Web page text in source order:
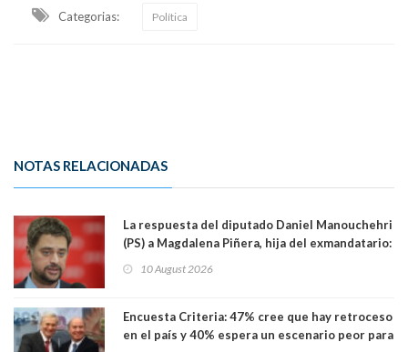
Categorias: Política
NOTAS RELACIONADAS
La respuesta del diputado Daniel Manouchehri
(PS) a Magdalena Piñera, hija del exmandatario:
creían intocables"
10 August 2026
Encuesta Criteria: 47% cree que hay retroceso
en el país y 40% espera un escenario peor para